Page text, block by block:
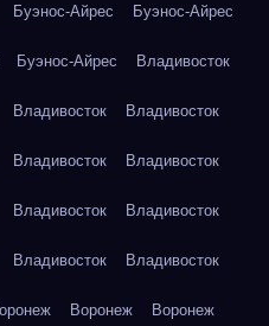
Буэнос-Айрес Буэнос-Айрес
Буэнос-Айрес Владивосток
Владивосток Владивосток
Владивосток Владивосток
Владивосток Владивосток
Владивосток Владивосток
Воронеж Воронеж